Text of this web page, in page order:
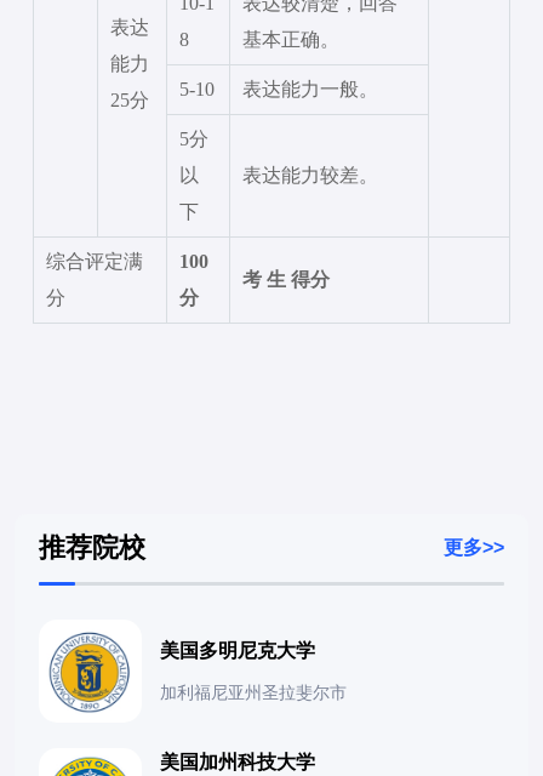
表达
能力
25分
8
基本正确。
5-10 表达能力一般。
5分
以
下
表达能力较差。
综合评定满
分
100
分
考 生 得分
推荐院校 更多>>
美国多明尼克大学
加利福尼亚州圣拉斐尔市
美国加州科技大学